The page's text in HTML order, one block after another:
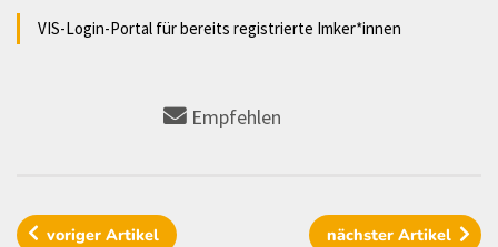
VIS-Login-Portal für bereits registrierte Imker*innen
Empfehlen
vorigerArtikel nächster Artikel